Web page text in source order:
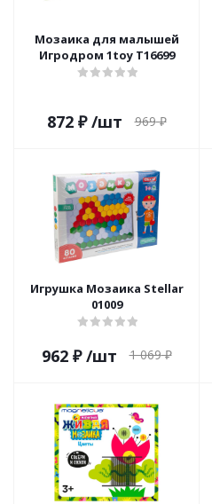
Мозаика для малышей
Игродром 1toy Т16699
872₽ /шт 969₽
Игрушка Мозаика Stellar
01009
962₽ /шт 1 069₽